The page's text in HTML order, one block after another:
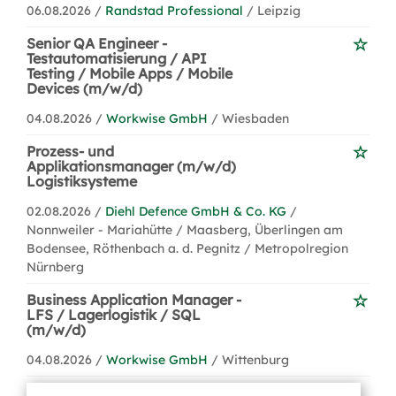
06.08.2026 / Randstad Professional / Leipzig
Senior QA Engineer -
Testautomatisierung / API
Testing / Mobile Apps / Mobile
Devices (m/w/d)
04.08.2026 / Workwise GmbH / Wiesbaden
Prozess- und
Applikationsmanager (m/w/d)
Logistiksysteme
02.08.2026 / Diehl Defence GmbH & Co. KG /
Nonnweiler - Mariahütte / Maasberg, Überlingen am
Bodensee, Röthenbach a. d. Pegnitz / Metropolregion
Nürnberg
Business Application Manager -
LFS / Lagerlogistik / SQL
(m/w/d)
04.08.2026 / Workwise GmbH / Wittenburg